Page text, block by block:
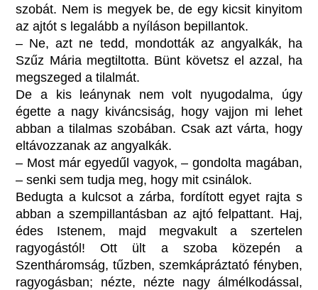
szobát. Nem is megyek be, de egy kicsit kinyitom
az ajtót s legalább a nyíláson bepillantok.
– Ne, azt ne tedd, mondották az angyalkák, ha
Szűz Mária megtiltotta. Bünt követsz el azzal, ha
megszeged a tilalmát.
De a kis leánynak nem volt nyugodalma, úgy
égette a nagy kiváncsiság, hogy vajjon mi lehet
abban a tilalmas szobában. Csak azt várta, hogy
eltávozzanak az angyalkák.
– Most már egyedűl vagyok, – gondolta magában,
– senki sem tudja meg, hogy mit csinálok.
Bedugta a kulcsot a zárba, fordított egyet rajta s
abban a szempillantásban az ajtó felpattant. Haj,
édes Istenem, majd megvakult a szertelen
ragyogástól! Ott ült a szoba közepén a
Szentháromság, tűzben, szemkápráztató fényben,
ragyogásban; nézte, nézte nagy álmélkodással,